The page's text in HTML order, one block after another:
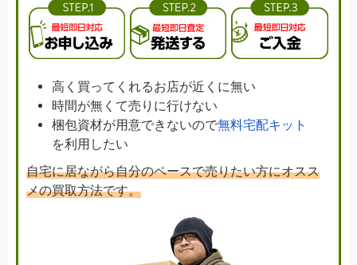
高く買ってくれるお店が近くに無い
時間が無くて売りに行けない
梱包資材が用意できないので無料宅配キット
を利用したい
自宅に居ながら自分のペースで売りたい方にオスス
メの買取方法です。